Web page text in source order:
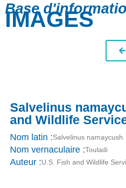
Base
IMAGES
Salvelinus
and Wildlife
Nom latin :Salvelinus namaycush
Nom vernaculaire :Touladi
Auteur :U.S. Fish and Wildlife